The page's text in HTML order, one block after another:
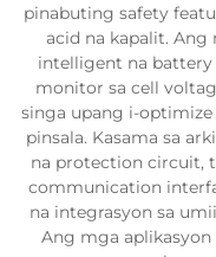
pinabuting safety
acid na kapalit.
intelligent na
monitor sa cell
singa upang i-
pinsala. Kasama sa
na protection circuit,
communication
na integrasyon sa
Ang mga